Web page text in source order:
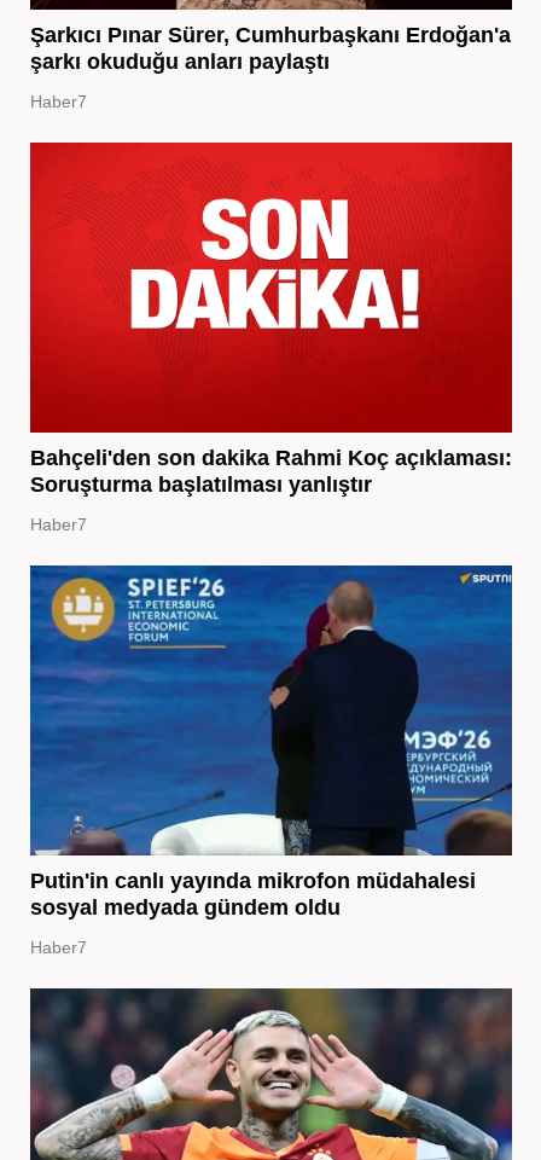
Şarkıcı Pınar Sürer, Cumhurbaşkanı Erdoğan'a
şarkı okuduğu anları paylaştı
Haber7
Bahçeli'den son dakika Rahmi Koç açıklaması:
Soruşturma başlatılması yanlıştır
Haber7
Putin'in canlı yayında mikrofon müdahalesi
sosyal medyada gündem oldu
Haber7